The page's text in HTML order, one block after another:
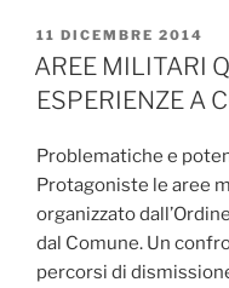
PUBBLICATO
IL
11 DICEMBRE 2014
AREE MILITARI
ESPERIENZE A
Problematiche e
Protagoniste le aree
organizzato
dal Comune. Un
percorsi di